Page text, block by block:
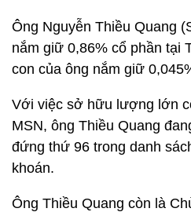
Ông Nguyễn Thiều Quang
nắm giữ 0,86% cổ phần tại
con của ông nắm giữ
Với việc sở hữu lượng lớn
MSN, ông Thiều Quang
đứng thứ 96 trong danh
khoán.
Ông Thiều Quang còn là